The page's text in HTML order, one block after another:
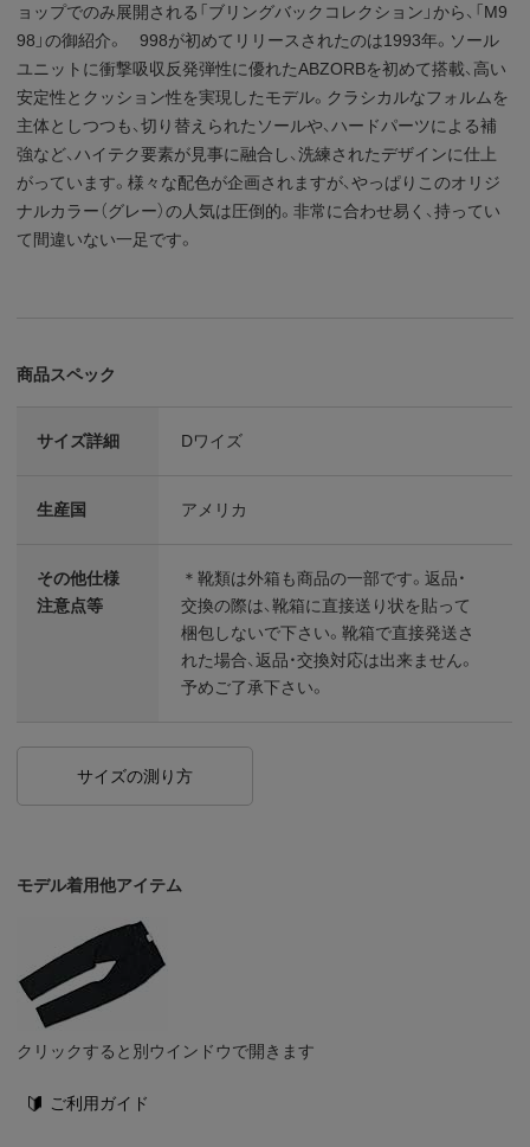
ョップでのみ展開される「ブリングバックコレクション」から、「M9
98」の御紹介。 998が初めてリリースされたのは1993年。ソール
ユニットに衝撃吸収反発弾性に優れたABZORBを初めて搭載、高い
安定性とクッション性を実現したモデル。クラシカルなフォルムを
主体としつつも、切り替えられたソールや、ハードパーツによる補
強など、ハイテク要素が見事に融合し、洗練されたデザインに仕上
がっています。様々な配色が企画されますが、やっぱりこのオリジ
ナルカラー（グレー）の人気は圧倒的。非常に合わせ易く、持ってい
て間違いない一足です。
商品スペック
サイズ詳細 Dワイズ
生産国 アメリカ
その他仕様
注意点等
＊靴類は外箱も商品の一部です。返品・
交換の際は、靴箱に直接送り状を貼って
梱包しないで下さい。靴箱で直接発送さ
れた場合、返品・交換対応は出来ません。
予めご了承下さい。
サイズの測り方
モデル着用他アイテム
クリックすると別ウインドウで開きます
ご利用ガイド